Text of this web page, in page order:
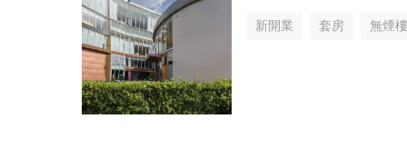
新開業 套房 無煙